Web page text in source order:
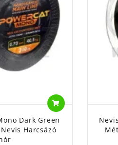
Dark Green
Harcsázó